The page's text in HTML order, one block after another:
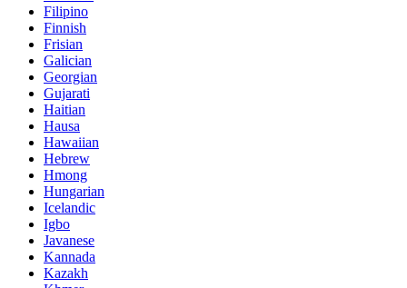
Filipino
Finnish
Frisian
Galician
Georgian
Gujarati
Haitian
Hausa
Hawaiian
Hebrew
Hmong
Hungarian
Icelandic
Igbo
Javanese
Kannada
Kazakh